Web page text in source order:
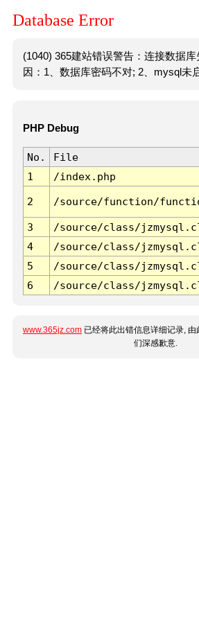
Database Error
(1040) 365建站错误警告：连接数据
因：1、数据库密码不对; 2、mysql未
PHP Debug
No. File
1
/index.php
2 /source/function/
3 /source/class/
4
/source/class/
5
/source/class/
6
/source/class/
www.365jz.com 已经将此出错信息详细记录,
们深感歉意.